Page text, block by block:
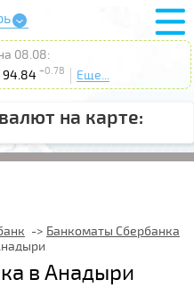
08.08:
94.84 +0.78 Еще...
валют на карте:
EUR
Банкоматы Сбербанка
в Анадыри